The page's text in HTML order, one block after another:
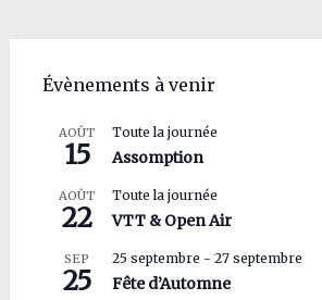
Évènements à venir
AOÛT
15
Toute la journée
Assomption
AOÛT
22
Toute la journée
VTT & Open Air
SEP
25
25 septembre - 27 septembre
Fête d’Automne